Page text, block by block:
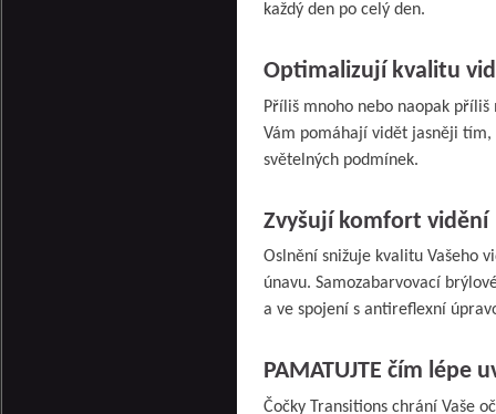
každý den po celý den.
Optimalizují kvalitu
Příliš mnoho nebo naopak
Vám pomáhají vidět jasněji tím,
světelných podmínek.
Zvyšují komfort vidění
Oslnění snižuje kvalitu Vašeho
únavu. Samozabarvovací
a ve spojení s antireflexní
PAMATUJTE čím
Čočky Transitions chrání Vaše